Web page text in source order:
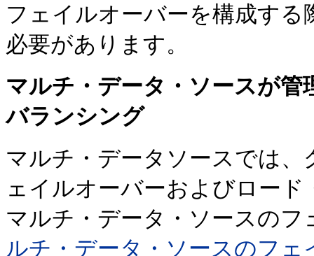
フェイルオーバーを構成す
必要があります。
マルチ・データ・ソースが
バランシング
マルチ・データソースでは
ェイルオーバーおよびロー
マルチ・データ・ソースの
ルチ・データ・ソースのフ